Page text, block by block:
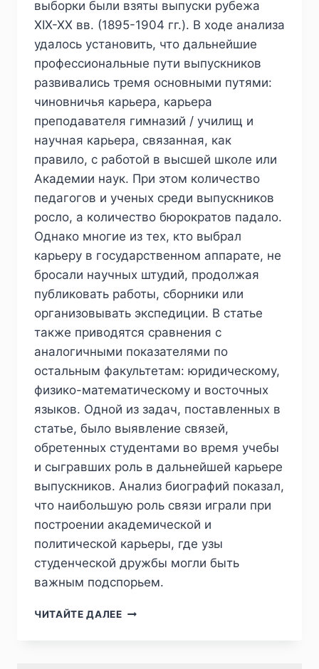
выборки были взяты выпуски рубежа
XIX-XX вв. (1895-1904 гг.). В ходе анализа
удалось установить, что дальнейшие
профессиональные пути выпускников
развивались тремя основными путями:
чиновничья карьера, карьера
преподавателя гимназий / училищ и
научная карьера, связанная, как
правило, с работой в высшей школе или
Академии наук. При этом количество
педагогов и ученых среди выпускников
росло, а количество бюрократов падало.
Однако многие из тех, кто выбрал
карьеру в государственном аппарате, не
бросали научных штудий, продолжая
публиковать работы, сборники или
организовывать экспедиции. В статье
также приводятся сравнения с
аналогичными показателями по
остальным факультетам: юридическому,
физико-математическому и восточных
языков. Одной из задач, поставленных в
статье, было выявление связей,
обретенных студентами во время учебы
и сыгравших роль в дальнейшей карьере
выпускников. Анализ биографий показал,
что наибольшую роль связи играли при
построении академической и
политической карьеры, где узы
студенческой дружбы могли быть
важным подспорьем.
ЧИТАЙТЕ ДАЛЕЕПИЖ